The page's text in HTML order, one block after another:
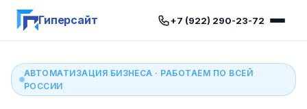
Гиперсайт +7 (922) 290-23-72
АВТОМАТИЗАЦИЯ БИЗНЕСА · РАБОТАЕМ ПО ВСЕЙ
РОССИИ